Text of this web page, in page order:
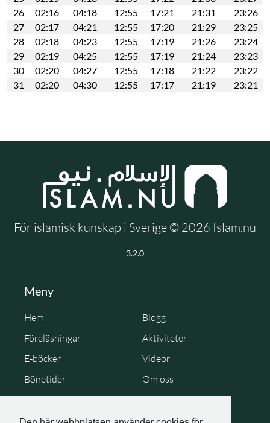
26
02:16 04:18 12:55 17:21 21:31
23:26
27
02:17 04:21 12:55 17:20 21:29
23:25
28
02:18 04:23 12:55 17:19 21:26
23:24
29
02:19 04:25 12:55 17:19 21:24
23:23
30
02:20 04:27 12:55 17:18 21:22
23:22
31
02:20 04:30 12:55 17:17 21:19 23:21
För islamisk kunskap i Sverige © 2026 Islam.nu
3.2.0
Meny
Hem
Blogg
Föreläsningar
Aktiviteter
E-böcker
Videor
Bönetider
Om oss
Cookie Policy
Personuppgiftspolicy